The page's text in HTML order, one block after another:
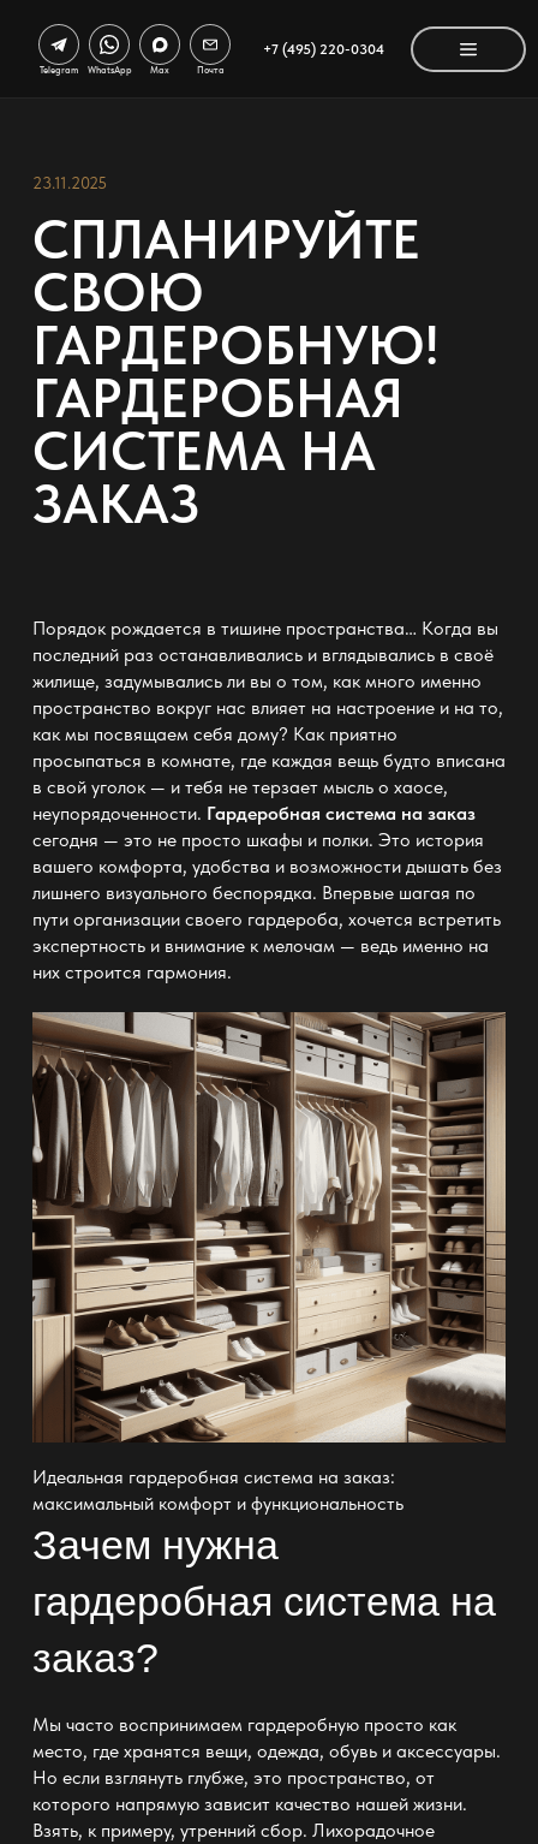
+7 (495) 220-0304
Telegram WhatsApp Max Почта
23.11.2025
СПЛАНИРУЙТЕ
СВОЮ
ГАРДЕРОБНУЮ!
ГАРДЕРОБНАЯ
СИСТЕМА НА
ЗАКАЗ
Порядок рождается в тишине пространства… Когда вы
последний раз останавливались и вглядывались в своё
жилище, задумывались ли вы о том, как много именно
пространство вокруг нас влияет на настроение и на то,
как мы посвящаем себя дому? Как приятно
просыпаться в комнате, где каждая вещь будто вписана
в свой уголок — и тебя не терзает мысль о хаосе,
неупорядоченности. Гардеробная система на заказ
сегодня — это не просто шкафы и полки. Это история
вашего комфорта, удобства и возможности дышать без
лишнего визуального беспорядка. Впервые шагая по
пути организации своего гардероба, хочется встретить
экспертность и внимание к мелочам — ведь именно на
них строится гармония.
Идеальная гардеробная система на заказ:
максимальный комфорт и функциональность
Зачем нужна
гардеробная система на
заказ?
Мы часто воспринимаем гардеробную просто как
место, где хранятся вещи, одежда, обувь и аксессуары.
Но если взглянуть глубже, это пространство, от
которого напрямую зависит качество нашей жизни.
Взять, к примеру, утренний сбор. Лихорадочное